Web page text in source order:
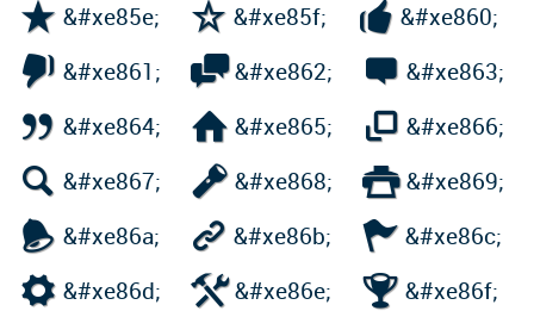
 &#xe85e;  &#xe85f;  &#xe860;
 &#xe861; &#xe862;  &#xe863;
 &#xe864;  &#xe865;  &#xe866;
 &#xe867; &#xe868; &#xe869;
 &#xe86a;  &#xe86b; &#xe86c;
 &#xe86d; &#xe86e; &#xe86f;